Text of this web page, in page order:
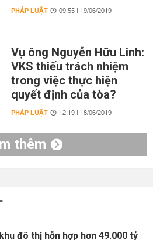
PHÁP LUẬT 09:55 | 19/06/2019
Vụ ông Nguyễn Hữu Linh:
VKS thiếu trách nhiệm
trong việc thực hiện
quyết định của tòa?
PHÁP LUẬT 12:19 | 18/06/2019
thêm
đô thị hỗn hợp hơn 49.000 tỷ